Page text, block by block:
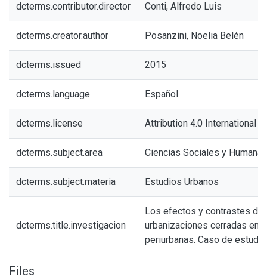
dcterms.contributor.director Conti, Alfredo Luis
dcterms.creator.author Posanzini, Noelia Belén
dcterms.issued 2015
dcterms.language Español
dcterms.license Attribution 4.0 International
dcterms.subject.area Ciencias Sociales y Humanas
dcterms.subject.materia Estudios Urbanos
dcterms.title.investigacion
Los efectos y contrastes
urbanizaciones cerradas en
periurbanas. Caso de
Files